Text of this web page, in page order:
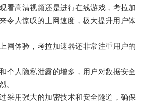
高清视频还是进行在线游戏，考拉加
令人惊叹的上网速度，极大提升用户体
体验，考拉加速器还非常注重用户的
人隐私泄露的增多，用户对数据安全
。
用强大的加密技术和安全隧道，确保